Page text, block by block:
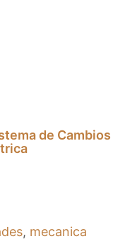
de Cambios
, mecanica